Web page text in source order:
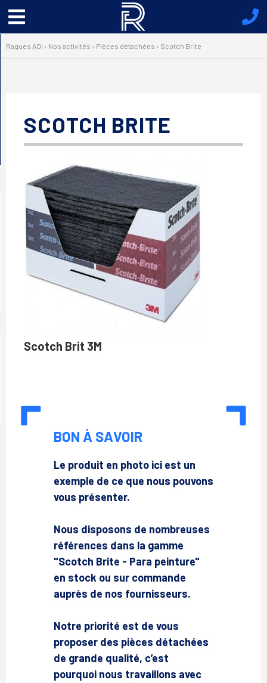
Menu
principal
Ragues AOI › Nos activités › Pièces détachées › Scotch Brite
SCOTCH BRITE
Scotch Brit 3M
BON À SAVOIR
Le produit en photo ici est un
exemple de ce que nous pouvons
vous présenter.
Nous disposons de nombreuses
références dans la gamme
"Scotch Brite - Para peinture"
en stock ou sur commande
auprès de nos fournisseurs.
Notre priorité est de vous
proposer des pièces détachées
de grande qualité, c’est
pourquoi nous travaillons avec